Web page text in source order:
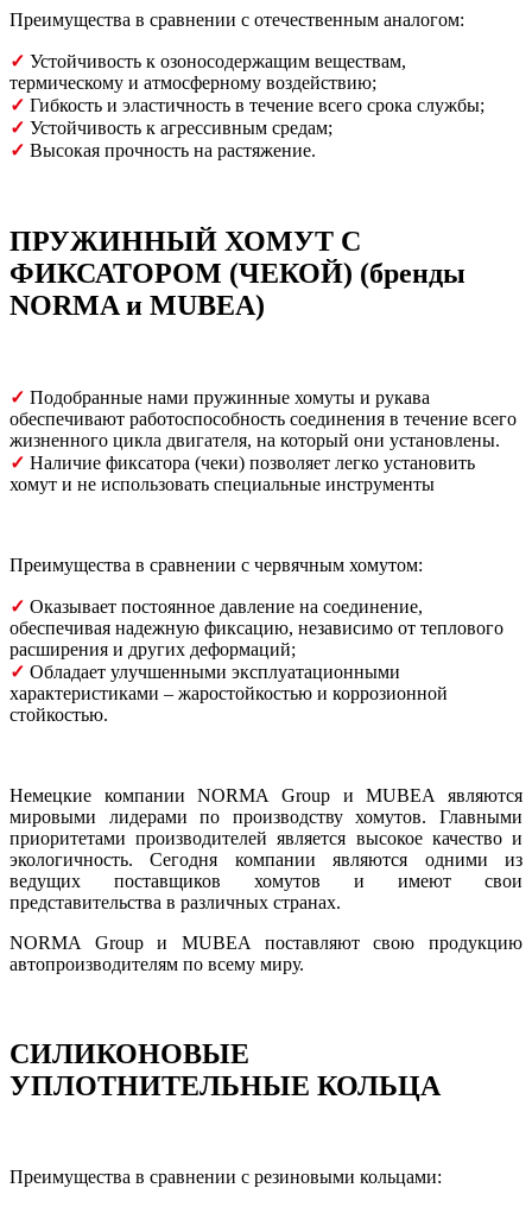
Преимущества в сравнении с отечественным аналогом:
✓ Устойчивость к озоносодержащим веществам,
термическому и атмосферному воздействию;
✓ Гибкость и эластичность в течение всего срока службы;
✓ Устойчивость к агрессивным средам;
✓ Высокая прочность на растяжение.
ПРУЖИННЫЙ ХОМУТ С
ФИКСАТОРОМ (ЧЕКОЙ) (бренды
NORMA и MUBEA)
​✓ Подобранные нами пружинные хомуты и рукава
обеспечивают работоспособность соединения в течение всего
жизненного цикла двигателя, на который они установлены.
✓ Наличие фиксатора (чеки) позволяет легко установить
хомут и не использовать специальные инструменты
Преимущества в сравнении с червячным хомутом:
​✓ Оказывает постоянное давление на соединение,
обеспечивая надежную фиксацию, независимо от теплового
расширения и других деформаций;
​✓ Обладает улучшенными эксплуатационными
характеристиками – жаростойкостью и коррозионной
стойкостью.
Немецкие компании NORMA Group и MUBEA являются
мировыми лидерами по производству хомутов. Главными
приоритетами производителей является высокое качество и
экологичность. Сегодня компании являются одними из
ведущих поставщиков хомутов и имеют свои
представительства в различных странах.
NORMA Group и MUBEA поставляют свою продукцию
автопроизводителям по всему миру.
СИЛИКОНОВЫЕ
УПЛОТНИТЕЛЬНЫЕ КОЛЬЦА
Преимущества в сравнении с резиновыми кольцами: